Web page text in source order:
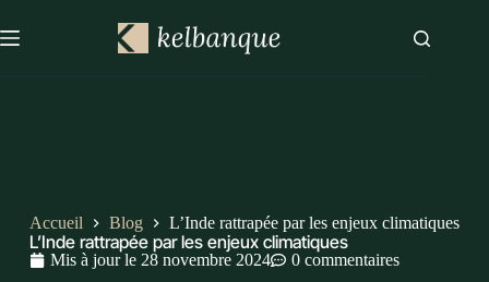
Accueil Blog L’Inde rattrapée par les enjeux climatiques
L’Inde rattrapée par les enjeux climatiques
Mis à jour le 28 novembre 2024 0 commentaires